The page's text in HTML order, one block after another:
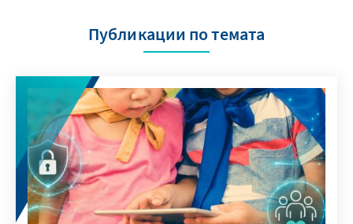
Публикации по темата